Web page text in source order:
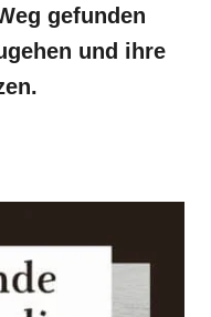
gefunden
und ihre